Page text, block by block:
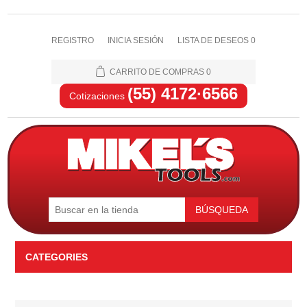
REGISTRO INICIA SESIÓN LISTA DE DESEOS 0
CARRITO DE COMPRAS 0
Cotizaciones (55) 4172·6566
BÚSQUEDA
CATEGORIES